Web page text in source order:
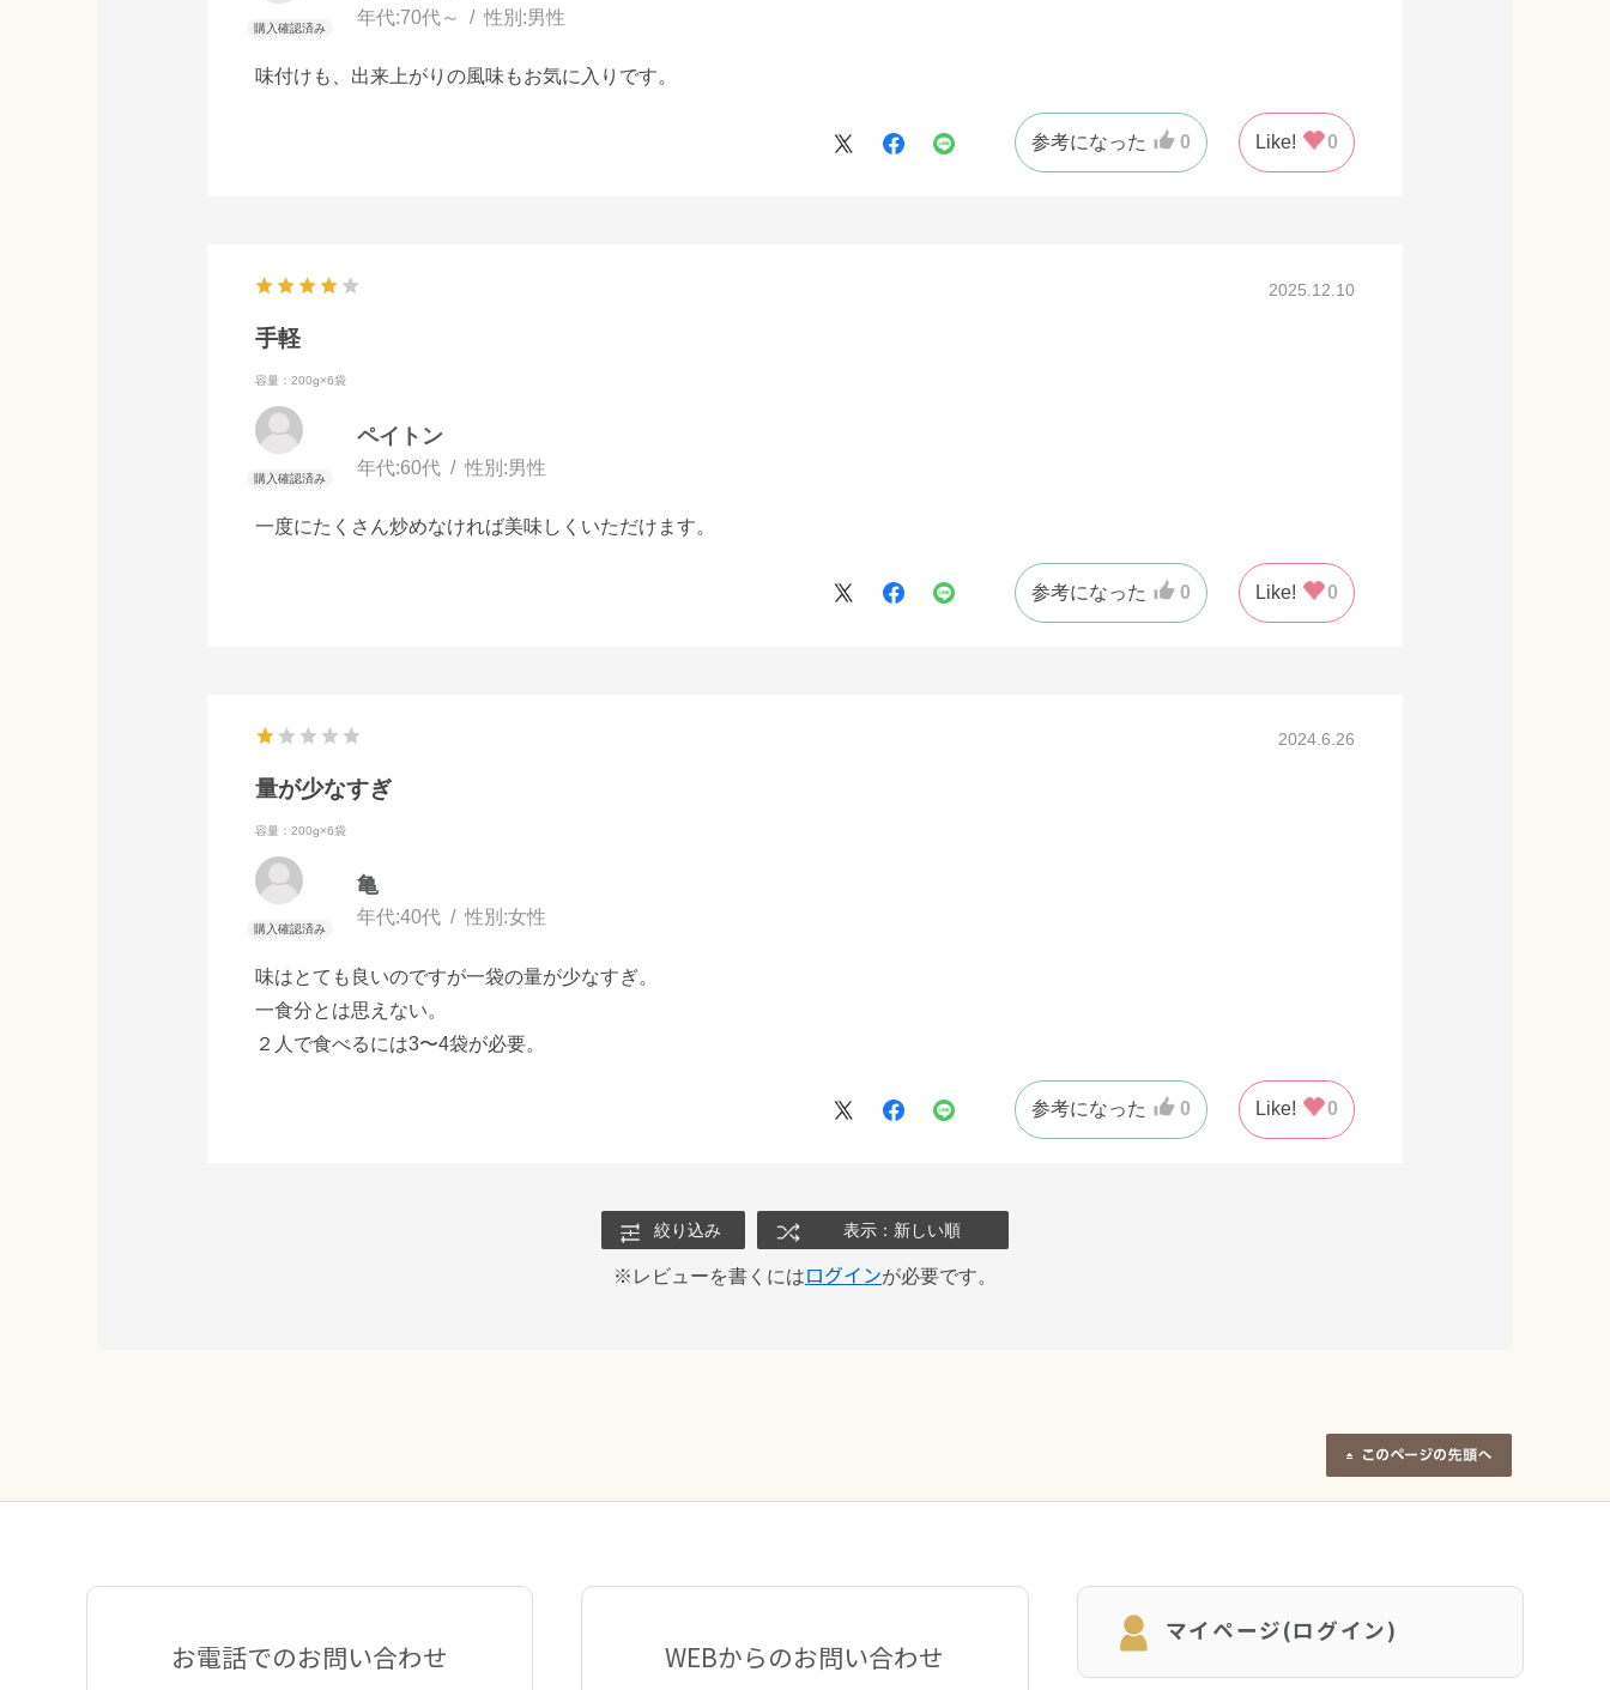
年代:70代～ 性別:男性
味付けも、出来上がりの風味もお気に入りです。
参考になった 0 Like! 0
2025.12.10
手軽
容量：200g×6袋
ペイトン
年代:60代 性別:男性
一度にたくさん炒めなければ美味しくいただけます。
参考になった 0 Like! 0
2024.6.26
量が少なすぎ
容量：200g×6袋
亀
年代:40代 性別:女性
味はとても良いのですが一袋の量が少なすぎ。
一食分とは思えない。
２人で食べるには3〜4袋が必要。
参考になった 0 Like! 0
絞り込み 表示：新しい順
※レビューを書くにはログインが必要です。
お電話でのお問い合わせ WEBからのお問い合わせ
マイページ(ログイン)